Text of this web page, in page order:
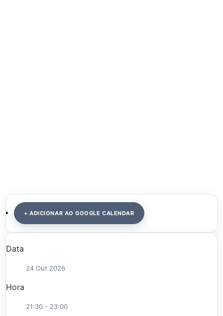
+ ADICIONAR AO GOOGLE CALENDAR
Data
24 Out 2026
Hora
21:30 - 23:00